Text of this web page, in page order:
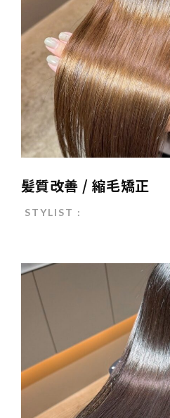
髪質改善 / 縮毛矯正
STYLIST :